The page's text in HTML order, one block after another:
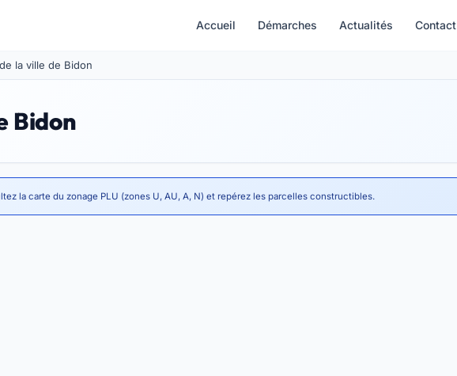
Accueil Démarches Actualités Contact
la ville de Bidon
Bidon
la carte du zonage PLU (zones U, AU, A, N) et repérez les parcelles constructibles.